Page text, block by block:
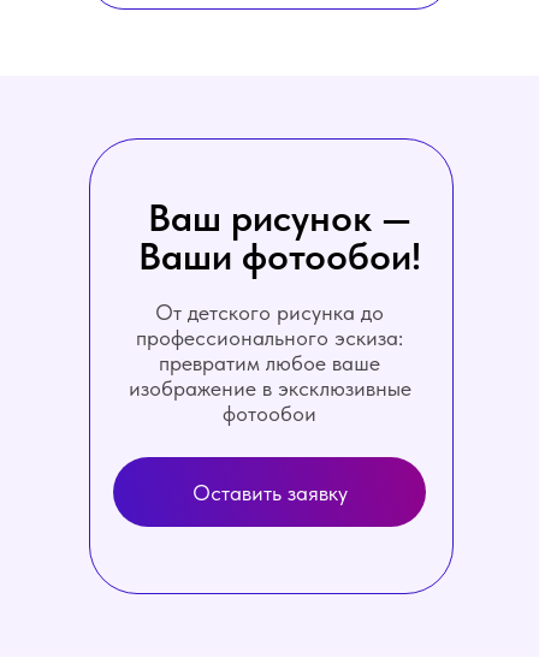
Ваш рисунок —
Ваши фотообои!
От детского рисунка до
профессионального эскиза:
превратим любое ваше
изображение в эксклюзивные
фотообои
Оставить заявку